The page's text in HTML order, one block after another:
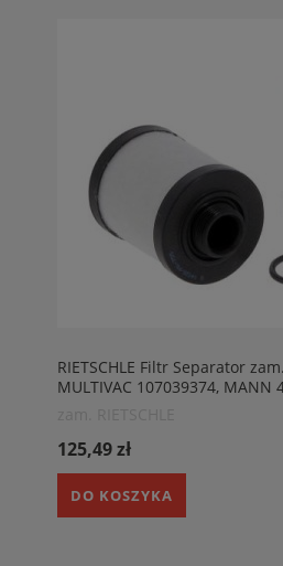
RIETSCHLE Filtr Separator
MULTIVAC 107039374, MANN
125,49 zł
DO KOSZYKA